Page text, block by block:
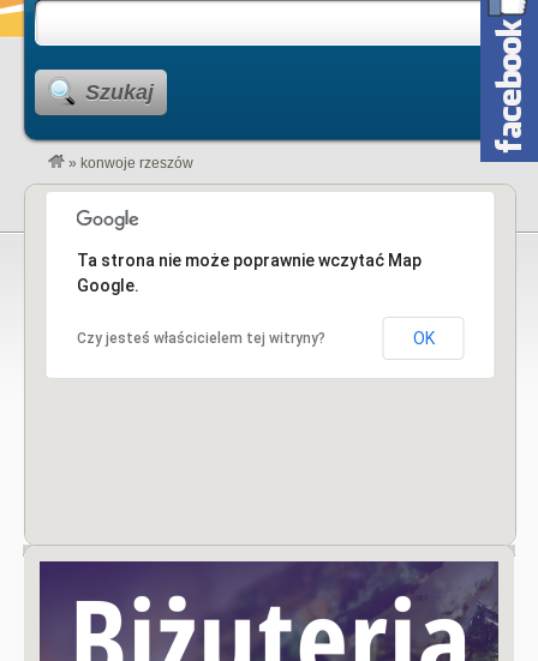
Szukaj
» konwoje rzeszów
Ta strona nie może poprawnie wczytać Map
Google.
Czy jesteś właścicielem tej witryny? OK